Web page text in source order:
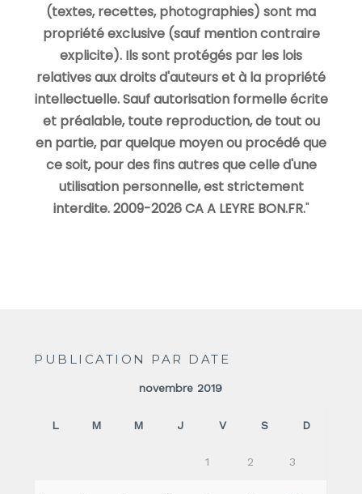
(textes, recettes, photographies) sont ma
propriété exclusive (sauf mention contraire
explicite). Ils sont protégés par les lois
relatives aux droits d'auteurs et à la propriété
intellectuelle. Sauf autorisation formelle écrite
et préalable, toute reproduction, de tout ou
en partie, par quelque moyen ou procédé que
ce soit, pour des fins autres que celle d'une
utilisation personnelle, est strictement
interdite. 2009-2026 CA A LEYRE BON.FR."
PUBLICATION PAR DATE
novembre 2019
L M M J V S D
1 2 3